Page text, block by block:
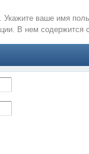
ваше имя
В нем